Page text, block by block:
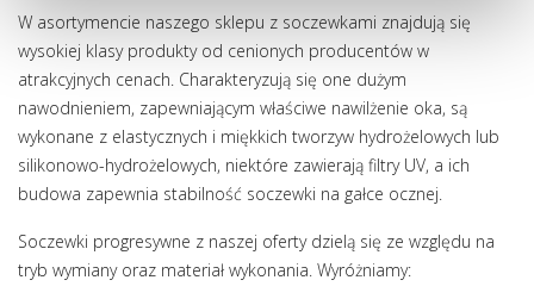
W asortymencie naszego sklepu z soczewkami znajdują się
wysokiej klasy produkty od cenionych producentów w
atrakcyjnych cenach. Charakteryzują się one dużym
nawodnieniem, zapewniającym właściwe nawilżenie oka, są
wykonane z elastycznych i miękkich tworzyw hydrożelowych lub
silikonowo-hydrożelowych, niektóre zawierają filtry UV, a ich
budowa zapewnia stabilność soczewki na gałce ocznej.
Soczewki progresywne z naszej oferty dzielą się ze względu na
tryb wymiany oraz materiał wykonania. Wyróżniamy: